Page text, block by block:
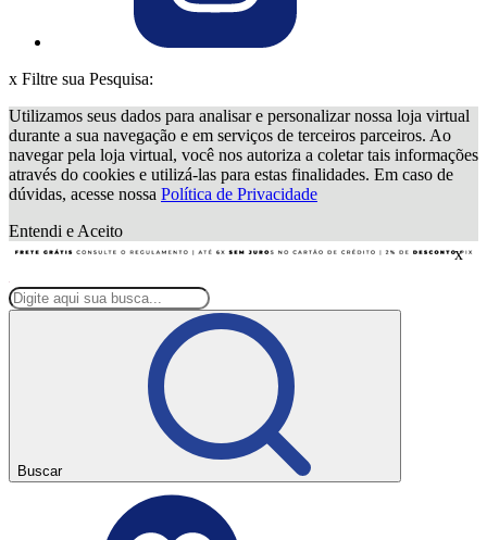
x Filtre sua Pesquisa:
Utilizamos seus dados para analisar e personalizar nossa loja virtual
durante a sua navegação e em serviços de terceiros parceiros. Ao
navegar pela loja virtual, você nos autoriza a coletar tais informações
através do cookies e utilizá-las para estas finalidades. Em caso de
dúvidas, acesse nossa Política de Privacidade
Entendi e Aceito
x
Buscar